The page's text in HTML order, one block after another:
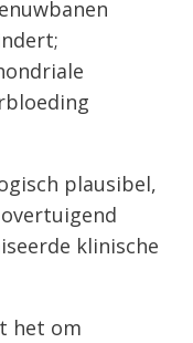
plausibel,
klinische
het om